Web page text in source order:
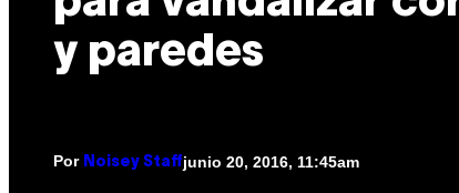
y paredes
Por Noisey Staffjunio 20, 2016, 11:45am